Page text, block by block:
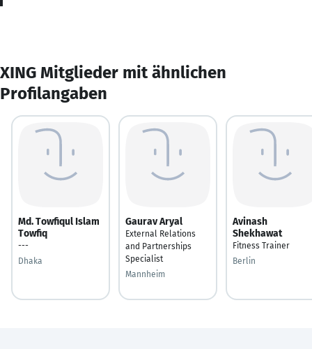
XING Mitglieder mit ähnlichen
Profilangaben
Md. Towfiqul Islam
Towfiq
---
Dhaka
Gaurav Aryal
External Relations
and Partnerships
Specialist
Mannheim
Avinash
Shekhawat
Fitness Trainer
Berlin